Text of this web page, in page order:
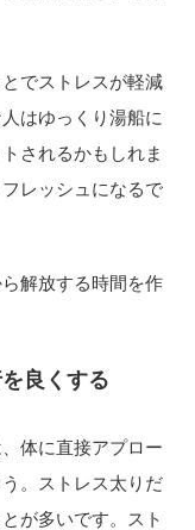
でストレスが軽減
はゆっくり湯船に
されるかもしれま
レッシュになるで
解放する時間を作
良くする
体に直接アプロー
。ストレス太りだ
が多いです。スト